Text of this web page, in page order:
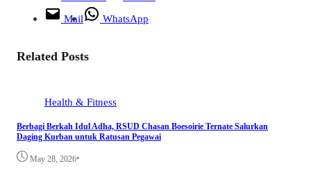
Mail
WhatsApp
Related Posts
Health & Fitness
Berbagi Berkah Idul Adha, RSUD Chasan Boesoirie Ternate Salurkan
Daging Kurban untuk Ratusan Pegawai
May 28, 2026•